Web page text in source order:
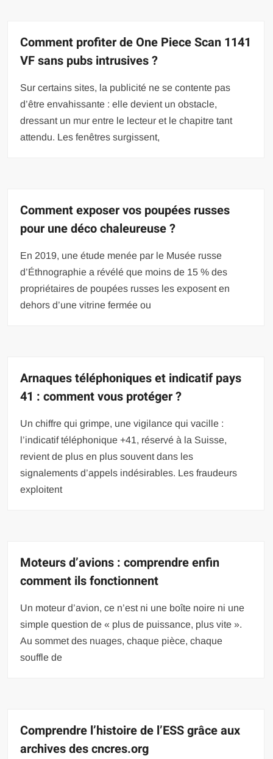
Comment profiter de One Piece Scan 1141
VF sans pubs intrusives ?
Sur certains sites, la publicité ne se contente pas
d’être envahissante : elle devient un obstacle,
dressant un mur entre le lecteur et le chapitre tant
attendu. Les fenêtres surgissent,
Comment exposer vos poupées russes
pour une déco chaleureuse ?
En 2019, une étude menée par le Musée russe
d’Éthnographie a révélé que moins de 15 % des
propriétaires de poupées russes les exposent en
dehors d’une vitrine fermée ou
Arnaques téléphoniques et indicatif pays
41 : comment vous protéger ?
Un chiffre qui grimpe, une vigilance qui vacille :
l’indicatif téléphonique +41, réservé à la Suisse,
revient de plus en plus souvent dans les
signalements d’appels indésirables. Les fraudeurs
exploitent
Moteurs d’avions : comprendre enfin
comment ils fonctionnent
Un moteur d’avion, ce n’est ni une boîte noire ni une
simple question de « plus de puissance, plus vite ».
Au sommet des nuages, chaque pièce, chaque
souffle de
Comprendre l’histoire de l’ESS grâce aux
archives des cncres.org